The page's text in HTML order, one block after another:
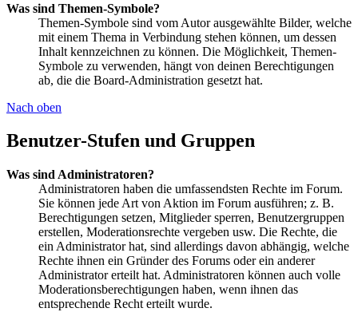
Was sind Themen-Symbole?
Themen-Symbole sind vom Autor ausgewählte Bilder, welche
mit einem Thema in Verbindung stehen können, um dessen
Inhalt kennzeichnen zu können. Die Möglichkeit, Themen-
Symbole zu verwenden, hängt von deinen Berechtigungen
ab, die die Board-Administration gesetzt hat.
Nach oben
Benutzer-Stufen und Gruppen
Was sind Administratoren?
Administratoren haben die umfassendsten Rechte im Forum.
Sie können jede Art von Aktion im Forum ausführen; z. B.
Berechtigungen setzen, Mitglieder sperren, Benutzergruppen
erstellen, Moderationsrechte vergeben usw. Die Rechte, die
ein Administrator hat, sind allerdings davon abhängig, welche
Rechte ihnen ein Gründer des Forums oder ein anderer
Administrator erteilt hat. Administratoren können auch volle
Moderationsberechtigungen haben, wenn ihnen das
entsprechende Recht erteilt wurde.